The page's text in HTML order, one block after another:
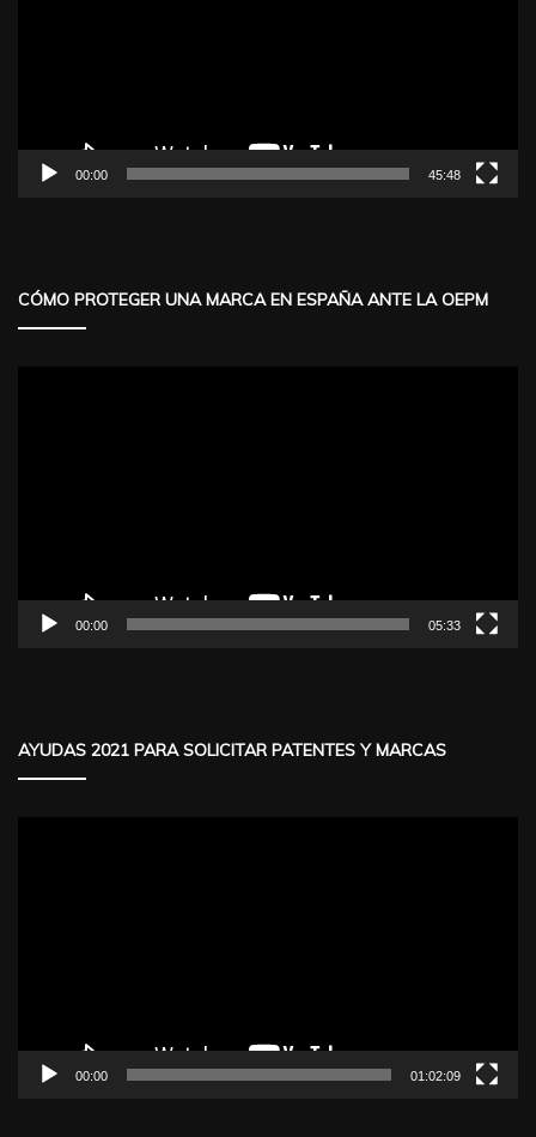
00:00 45:48
CÓMO PROTEGER UNA MARCA EN ESPAÑA ANTE LA OEPM
00:00 05:33
AYUDAS 2021 PARA SOLICITAR PATENTES Y MARCAS
00:00 01:02:09